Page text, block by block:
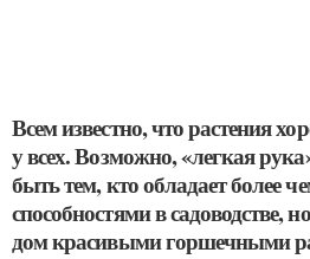
Всем известно, что растения
у всех. Возможно, «легкая
быть тем, кто обладает более
способностями в садоводстве,
дом красивыми горшечными